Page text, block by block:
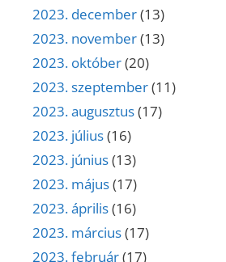
2023. december(13)
2023. november(13)
2023. október(20)
2023. szeptember(11)
2023. augusztus(17)
2023. július(16)
2023. június(13)
2023. május(17)
2023. április(16)
2023. március(17)
2023. február(17)